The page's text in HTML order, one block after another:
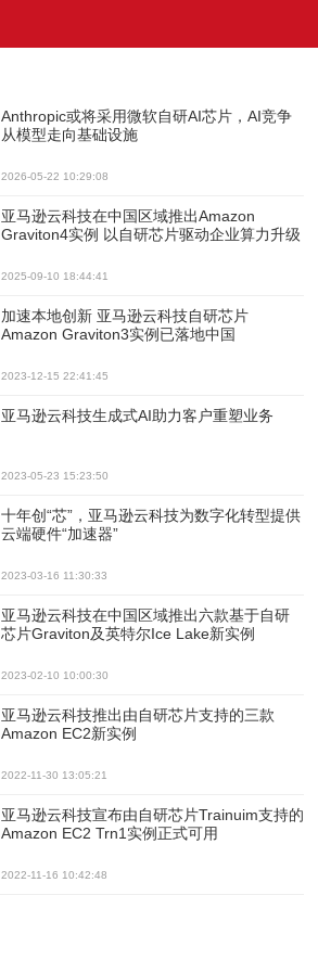
Anthropic或将采用微软自研AI芯片，AI竞争
从模型走向基础设施
2026-05-22 10:29:08
亚马逊云科技在中国区域推出Amazon
Graviton4实例 以自研芯片驱动企业算力升级
2025-09-10 18:44:41
加速本地创新 亚马逊云科技自研芯片
Amazon Graviton3实例已落地中国
2023-12-15 22:41:45
亚马逊云科技生成式AI助力客户重塑业务
2023-05-23 15:23:50
十年创“芯”，亚马逊云科技为数字化转型提供
云端硬件“加速器”
2023-03-16 11:30:33
亚马逊云科技在中国区域推出六款基于自研
芯片Graviton及英特尔Ice Lake新实例
2023-02-10 10:00:30
亚马逊云科技推出由自研芯片支持的三款
Amazon EC2新实例
2022-11-30 13:05:21
亚马逊云科技宣布由自研芯片Trainuim支持的
Amazon EC2 Trn1实例正式可用
2022-11-16 10:42:48